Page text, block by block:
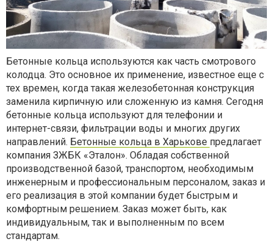
Бетонные кольца используются как часть смотрового
колодца. Это основное их применение, известное еще с
тех времен, когда такая железобетонная конструкция
заменила кирпичную или сложенную из камня. Сегодня
бетонные кольца используют для телефонии и
интернет-связи, фильтрации воды и многих других
направлений. Бетонные кольца в Харькове предлагает
компания ЗЖБК «Эталон». Обладая собственной
производственной базой, транспортом, необходимым
инженерным и профессиональным персоналом, заказ и
его реализация в этой компании будет быстрым и
комфортным решением. Заказ может быть, как
индивидуальным, так и выполненным по всем
стандартам.